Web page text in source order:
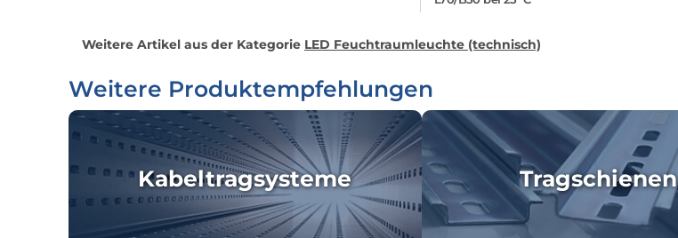
Weitere Artikel aus der Kategorie LED Feuchtraumleuchte (technisch)
Weitere Produktempfehlungen
Kabeltragsysteme Tragschienen